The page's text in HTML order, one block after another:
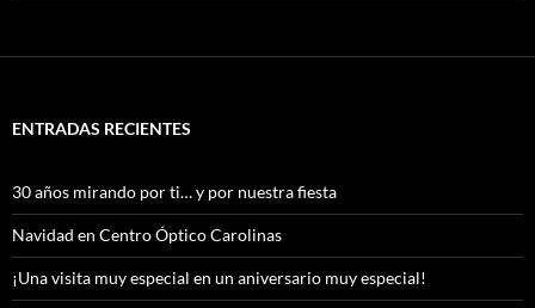
ENTRADAS RECIENTES
30 años mirando por ti… y por nuestra fiesta
Navidad en Centro Óptico Carolinas
¡Una visita muy especial en un aniversario muy especial!